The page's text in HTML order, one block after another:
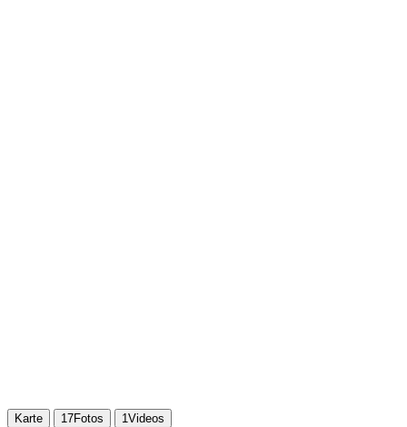
Karte 17Fotos 1Videos